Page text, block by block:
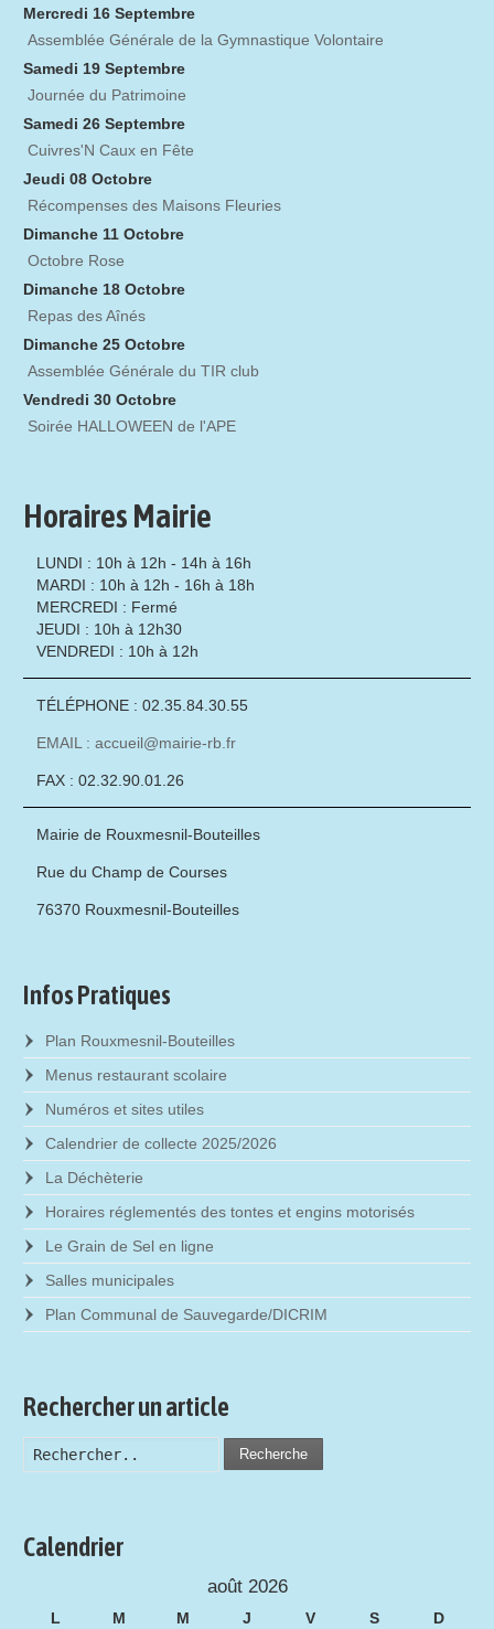
Mercredi 16 Septembre
Assemblée Générale de la Gymnastique Volontaire
Samedi 19 Septembre
Journée du Patrimoine
Samedi 26 Septembre
Cuivres'N Caux en Fête
Jeudi 08 Octobre
Récompenses des Maisons Fleuries
Dimanche 11 Octobre
Octobre Rose
Dimanche 18 Octobre
Repas des Aînés
Dimanche 25 Octobre
Assemblée Générale du TIR club
Vendredi 30 Octobre
Soirée HALLOWEEN de l'APE
Horaires Mairie
LUNDI : 10h à 12h - 14h à 16h
MARDI : 10h à 12h - 16h à 18h
MERCREDI : Fermé
JEUDI : 10h à 12h30
VENDREDI : 10h à 12h
TÉLÉPHONE : 02.35.84.30.55
EMAIL : accueil@mairie-rb.fr
FAX : 02.32.90.01.26
Mairie de Rouxmesnil-Bouteilles
Rue du Champ de Courses
76370 Rouxmesnil-Bouteilles
Infos Pratiques
Plan Rouxmesnil-Bouteilles
Menus restaurant scolaire
Numéros et sites utiles
Calendrier de collecte 2025/2026
La Déchèterie
Horaires réglementés des tontes et engins motorisés
Le Grain de Sel en ligne
Salles municipales
Plan Communal de Sauvegarde/DICRIM
Rechercher un article
Recherche
Calendrier
août 2026
L M M J V S
D